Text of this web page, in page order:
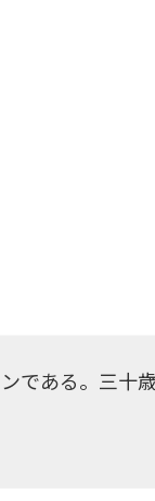
である。三十